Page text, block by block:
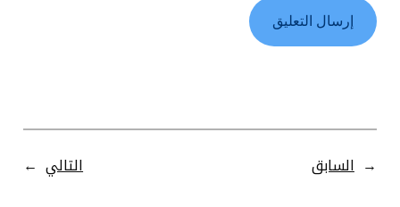
← السابق التالي →